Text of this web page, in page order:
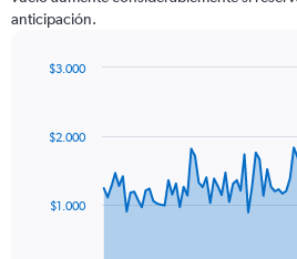
anticipación.
data
The
$1.000
$2.000
$3.000